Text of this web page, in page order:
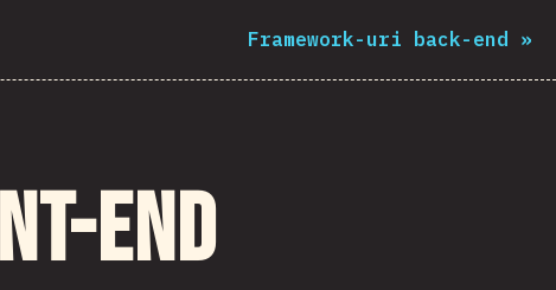
Framework-uri back-end »
end